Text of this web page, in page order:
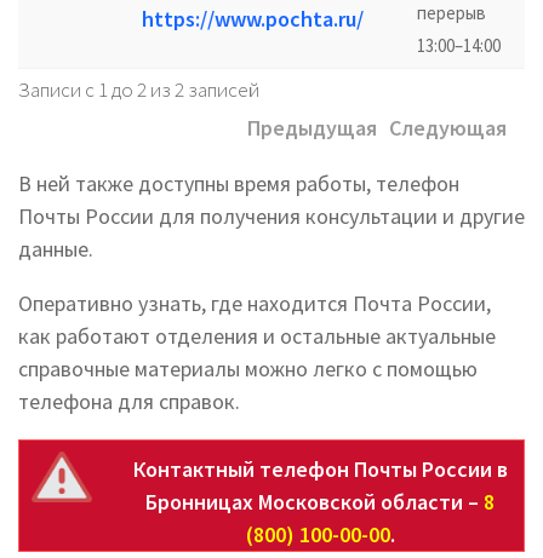
https://www.pochta.ru/
перерыв
13:00–14:00
Записи с 1 до 2 из 2 записей
Предыдущая Следующая
В ней также доступны время работы, телефон
Почты России для получения консультации и другие
данные.
Оперативно узнать, где находится Почта России,
как работают отделения и остальные актуальные
справочные материалы можно легко с помощью
телефона для справок.
Контактный телефон Почты России в
Бронницах Московской области – 8
(800) 100-00-00.